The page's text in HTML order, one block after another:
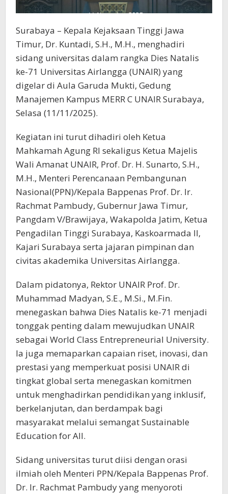
Surabaya – Kepala Kejaksaan Tinggi Jawa
Timur, Dr. Kuntadi, S.H., M.H., menghadiri
sidang universitas dalam rangka Dies Natalis
ke-71 Universitas Airlangga (UNAIR) yang
digelar di Aula Garuda Mukti, Gedung
Manajemen Kampus MERR C UNAIR Surabaya,
Selasa (11/11/2025).
Kegiatan ini turut dihadiri oleh Ketua
Mahkamah Agung RI sekaligus Ketua Majelis
Wali Amanat UNAIR, Prof. Dr. H. Sunarto, S.H.,
M.H., Menteri Perencanaan Pembangunan
Nasional(PPN)/Kepala Bappenas Prof. Dr. Ir.
Rachmat Pambudy, Gubernur Jawa Timur,
Pangdam V/Brawijaya, Wakapolda Jatim, Ketua
Pengadilan Tinggi Surabaya, Kaskoarmada II,
Kajari Surabaya serta jajaran pimpinan dan
civitas akademika Universitas Airlangga.
Dalam pidatonya, Rektor UNAIR Prof. Dr.
Muhammad Madyan, S.E., M.Si., M.Fin.
menegaskan bahwa Dies Natalis ke-71 menjadi
tonggak penting dalam mewujudkan UNAIR
sebagai World Class Entrepreneurial University.
Ia juga memaparkan capaian riset, inovasi, dan
prestasi yang memperkuat posisi UNAIR di
tingkat global serta menegaskan komitmen
untuk menghadirkan pendidikan yang inklusif,
berkelanjutan, dan berdampak bagi
masyarakat melalui semangat Sustainable
Education for All.
Sidang universitas turut diisi dengan orasi
ilmiah oleh Menteri PPN/Kepala Bappenas Prof.
Dr. Ir. Rachmat Pambudy yang menyoroti